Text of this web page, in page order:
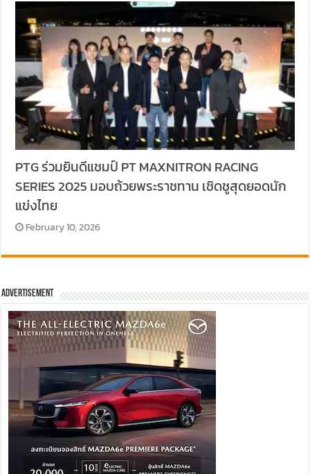
PTG ร่วมยินดีแชมป์ PT MAXNITRON RACING
SERIES 2025 มอบถ้วยพระราชทาน เชิดชูสุดยอดนัก
แข่งไทย
February 10, 2026
Advertisement